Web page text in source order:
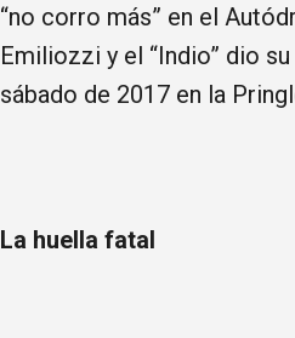
“no corro más” en el
Emiliozzi y el “Indio” dio
sábado de 2017 en la
La huella fatal